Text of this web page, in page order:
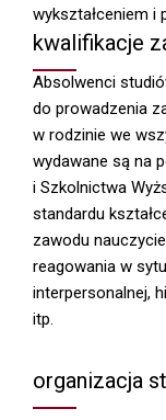
wykształceniem i
kwalifikacje
Absolwenci
do prowadzenia
w rodzinie we
wydawane są na
i Szkolnictwa
standardu
zawodu
reagowania w
interpersonalnej,
itp.
organizacja